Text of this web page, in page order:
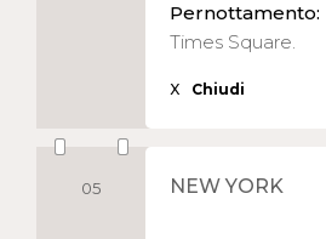
Pernottamento:
Times Square.
X Chiudi
05 NEW YORK